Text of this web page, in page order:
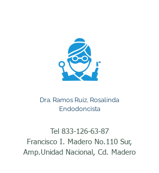
pueden provocar fracturas
dentales o daño
irreversible en la pulpa.
aumenta las posibilidades
dental y prevenir
complicaciones futuras.
Dra. Ramos Ruíz, Rosalinda
Endodoncista
Tel 833-126-63-87
Francisco I. Madero No.110 Sur,
Amp.Unidad Nacional, Cd. Madero